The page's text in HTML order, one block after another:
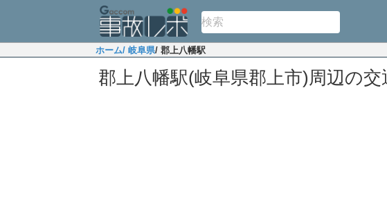
ホーム/ 岐阜県/ 郡上八幡駅
郡上八幡駅(岐阜県郡上市)周辺の交